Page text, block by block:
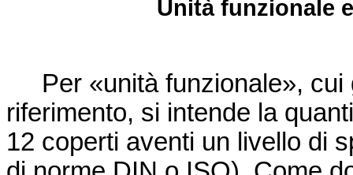
Unità funzionale
Per «unità funzionale», cui
riferimento, si intende la
12 coperti aventi un livello di